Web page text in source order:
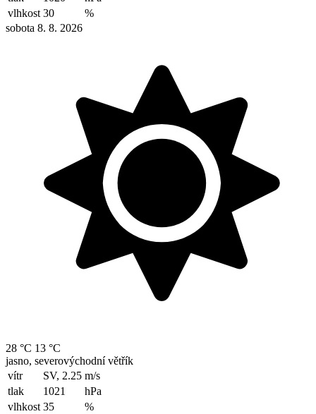
vlhkost 30
%
sobota 8. 8. 2026
28 °C 13 °C
jasno, severovýchodní větřík
vítr
SV, 2.25 m/s
tlak
1021
hPa
vlhkost 35
%